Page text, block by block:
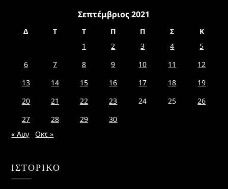
Σεπτέμβριος 2021
Δ Τ Τ Π Π Σ
Κ
1
2 3 4
5
6
7 8 9 10 11
12
13
14 15 16 17 18
19
20
21 22 23 24 25
26
27
28 29
30
« Αυγ
Οκτ »
ΙΣΤΟΡΙΚΌ